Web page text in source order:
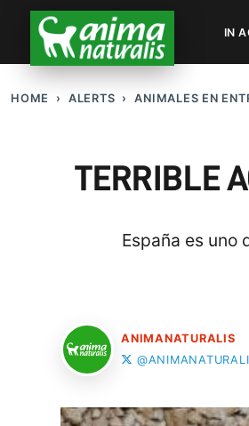
IN
HOME ALERTS ANIMALES EN
TERRIBLE
España es uno
ANIMANATURALIS